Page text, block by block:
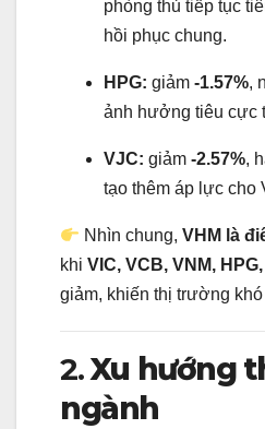
phòng thủ tiếp tục
hồi phục chung.
HPG: giảm -1.57%,
ảnh hưởng tiêu cực
VJC: giảm -2.57%,
tạo thêm áp lực cho
Nhìn chung,VHM là
khi VIC, VCB, VNM,
giảm, khiến thị trường
2.Xu hướng
ngành